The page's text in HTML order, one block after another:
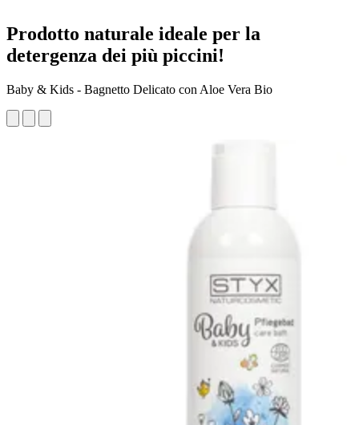
Prodotto naturale ideale per la
detergenza dei più piccini!
Baby & Kids - Bagnetto Delicato con Aloe Vera Bio